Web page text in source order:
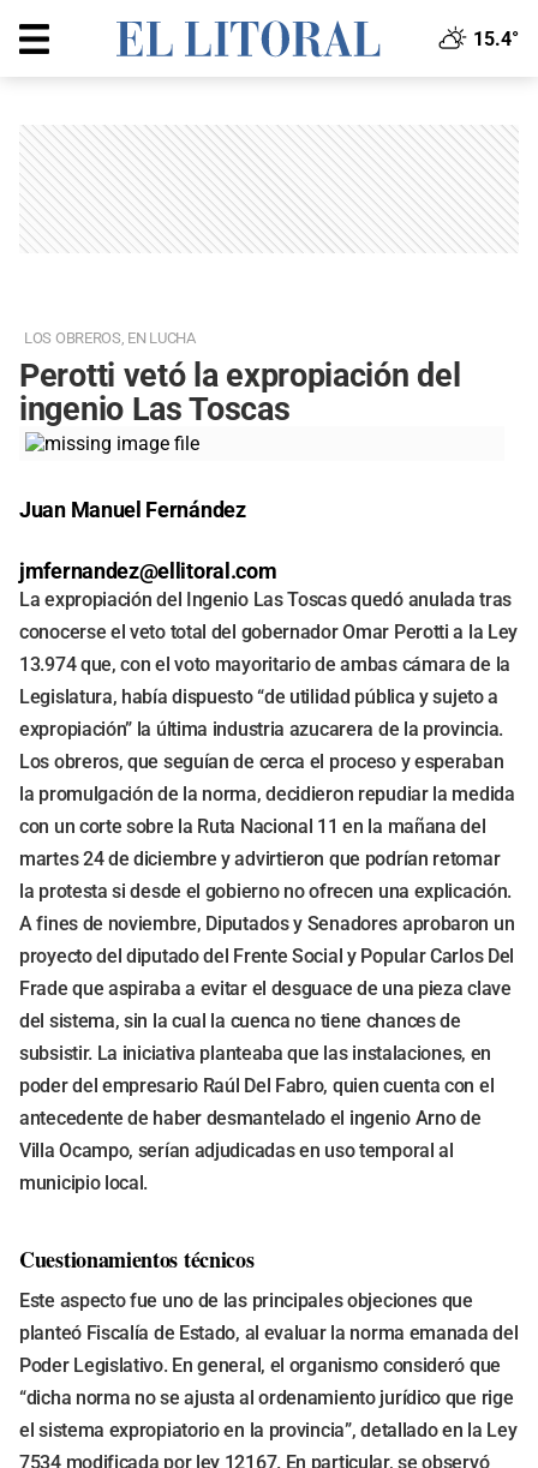
15.4°
LOS OBREROS, EN LUCHA
Perotti vetó la expropiación del
ingenio Las Toscas
Juan Manuel Fernández
jmfernandez@ellitoral.com
La expropiación del Ingenio Las Toscas quedó anulada tras
conocerse el veto total del gobernador Omar Perotti a la Ley
13.974 que, con el voto mayoritario de ambas cámara de la
Legislatura, había dispuesto “de utilidad pública y sujeto a
expropiación” la última industria azucarera de la provincia.
Los obreros, que seguían de cerca el proceso y esperaban
la promulgación de la norma, decidieron repudiar la medida
con un corte sobre la Ruta Nacional 11 en la mañana del
martes 24 de diciembre y advirtieron que podrían retomar
la protesta si desde el gobierno no ofrecen una explicación.
A fines de noviembre, Diputados y Senadores aprobaron un
proyecto del diputado del Frente Social y Popular Carlos Del
Frade que aspiraba a evitar el desguace de una pieza clave
del sistema, sin la cual la cuenca no tiene chances de
subsistir. La iniciativa planteaba que las instalaciones, en
poder del empresario Raúl Del Fabro, quien cuenta con el
antecedente de haber desmantelado el ingenio Arno de
Villa Ocampo, serían adjudicadas en uso temporal al
municipio local.
Cuestionamientos técnicos
Este aspecto fue uno de las principales objeciones que
planteó Fiscalía de Estado, al evaluar la norma emanada del
Poder Legislativo. En general, el organismo consideró que
“dicha norma no se ajusta al ordenamiento jurídico que rige
el sistema expropiatorio en la provincia”, detallado en la Ley
7534 modificada por ley 12167. En particular, se observó